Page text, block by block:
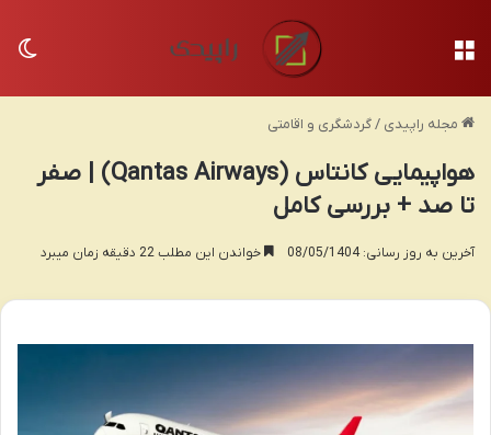
مجله راپیدی /گردشگری و اقامتی
هواپیمایی کانتاس (Qantas Airways) | صفر
تا صد + بررسی کامل
آخرین به روز رسانی: 08/05/1404 خواندن این مطلب 22 دقیقه زمان میبرد